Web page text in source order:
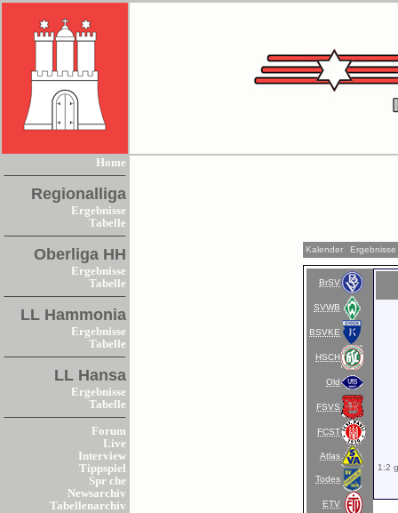
Home
Regionalliga
Ergebnisse
Tabelle
Oberliga HH
Ergebnisse
Tabelle
LL Hammonia
Ergebnisse
Tabelle
LL Hansa
Ergebnisse
Tabelle
Forum
Live
Interview
Tippspiel
Spr che
Newsarchiv
Tabellenarchiv
Kalender Ergebnisse
BrSV
SVWB
BSVKE
HSCH
Old
FSVS
FCST
Atlas
Todes
ETV
1:2